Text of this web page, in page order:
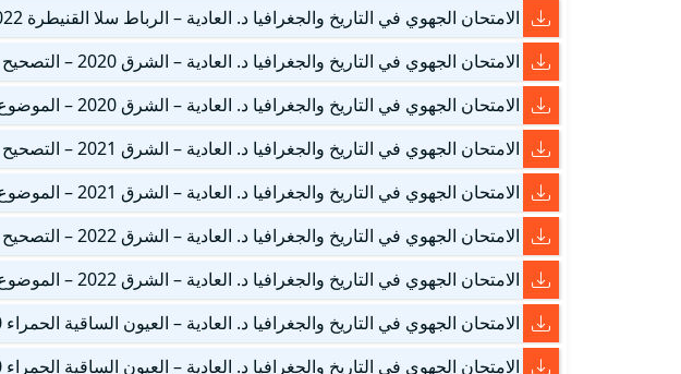
الامتحان الجهوي في التاريخ والجغرافيا د. العادية – الرباط سلا القنيطرة 2022 – الموضوع
الامتحان الجهوي في التاريخ والجغرافيا د. العادية – الشرق 2020 – التصحيح
الامتحان الجهوي في التاريخ والجغرافيا د. العادية – الشرق 2020 – الموضوع
الامتحان الجهوي في التاريخ والجغرافيا د. العادية – الشرق 2021 – التصحيح
الامتحان الجهوي في التاريخ والجغرافيا د. العادية – الشرق 2021 – الموضوع
الامتحان الجهوي في التاريخ والجغرافيا د. العادية – الشرق 2022 – التصحيح
الامتحان الجهوي في التاريخ والجغرافيا د. العادية – الشرق 2022 – الموضوع
الامتحان الجهوي في التاريخ والجغرافيا د. العادية – العيون الساقية الحمراء 2020 – التصحيح
الامتحان الجهوي في التاريخ والجغرافيا د. العادية – العيون الساقية الحمراء 2020 – الموضوع